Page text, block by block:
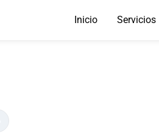
Inicio Servicios